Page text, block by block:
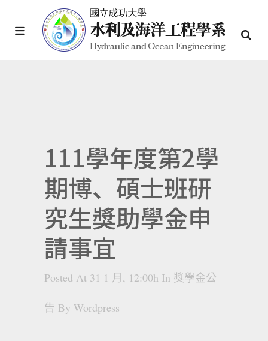
111學年度第2學
期博、碩士班研
究生獎助學金申
請事宜
Posted At 31 1 月, 12:00h In 獎學金公
告 By Wordpress